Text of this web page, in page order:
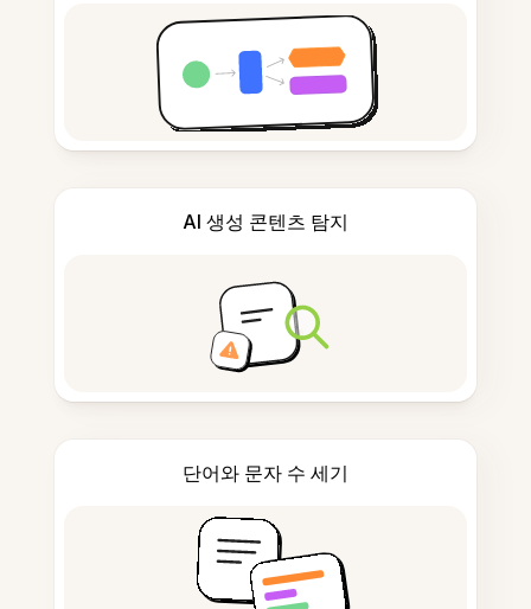
AI 생성 콘텐츠 탐지
단어와 문자 수 세기